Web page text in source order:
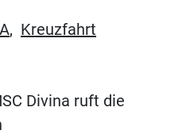
, Kreuzfahrt
Divina ruft die